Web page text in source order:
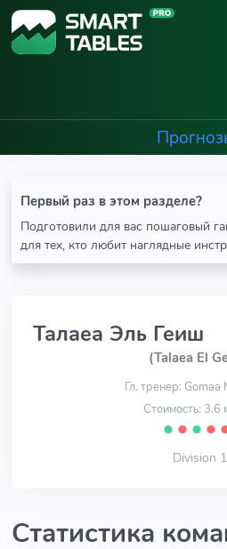
Первый раз в этом разделе?
Подготовили для вас пошаговый
для тех, кто любит наглядные
Талаеа Эль Геиш
(Talaea El
Гл. тренер: Gomaa
Стоимость: 3.6
⬤ ⬤ ⬤ ⬤
Division 1
Статистика